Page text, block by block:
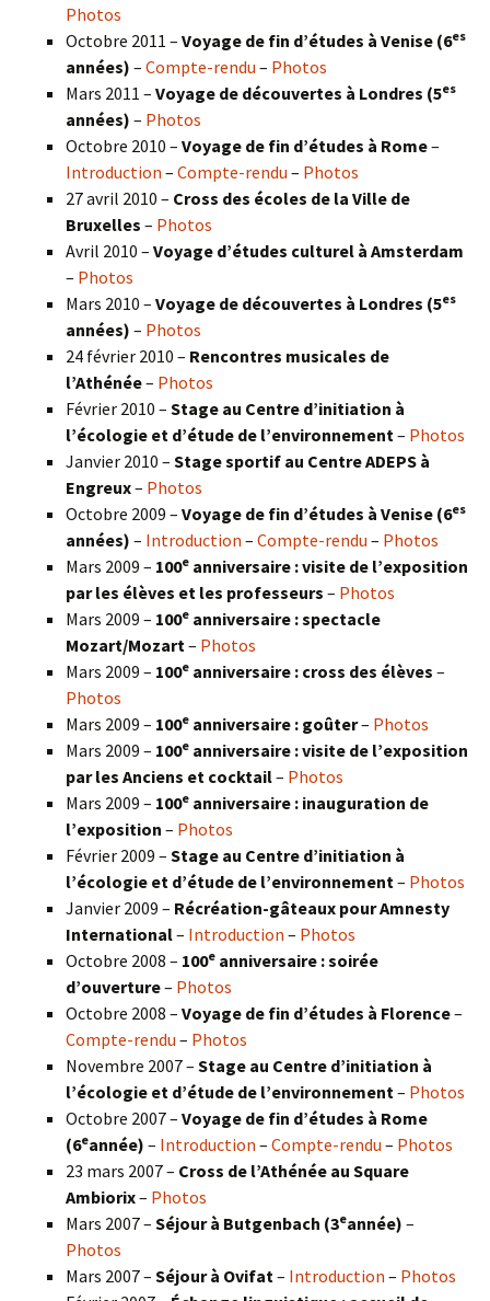
Photos
Octobre 2011 – Voyage de fin d’études à Venise (6es
années) – Compte-rendu – Photos
Mars 2011 – Voyage de découvertes à Londres (5es
années) – Photos
Octobre 2010 – Voyage de fin d’études à Rome–
Introduction – Compte-rendu – Photos
27 avril 2010 – Cross des écoles de la Ville de
Bruxelles – Photos
Avril 2010 – Voyage d’études culturel à Amsterdam
– Photos
Mars 2010 – Voyage de découvertes à Londres (5es
années) – Photos
24 février 2010 – Rencontres musicales de
l’Athénée– Photos
Février 2010 – Stage au Centre d’initiation à
l’écologie et d’étude de l’environnement – Photos
Janvier 2010 – Stage sportif au Centre ADEPS à
Engreux– Photos
Octobre 2009 – Voyage de fin d’études à Venise (6es
années) – Introduction – Compte-rendu – Photos
Mars 2009 – 100e anniversaire : visite de l’exposition
par les élèves et les professeurs – Photos
Mars 2009 – 100e anniversaire : spectacle
Mozart/Mozart – Photos
Mars 2009 – 100e anniversaire : cross des élèves –
Photos
Mars 2009 – 100e anniversaire : goûter– Photos
Mars 2009 – 100e anniversaire : visite de l’exposition
par les Anciens et cocktail– Photos
Mars 2009 – 100e anniversaire : inauguration de
l’exposition – Photos
Février 2009 – Stage au Centre d’initiation à
l’écologie et d’étude de l’environnement – Photos
Janvier 2009 – Récréation-gâteaux pour Amnesty
International– Introduction – Photos
Octobre 2008 – 100e anniversaire : soirée
d’ouverture– Photos
Octobre 2008 – Voyage de fin d’études à Florence–
Compte-rendu – Photos
Novembre 2007 – Stage au Centre d’initiation à
l’écologie et d’étude de l’environnement – Photos
Octobre 2007 – Voyage de fin d’études à Rome
(6eannée) – Introduction – Compte-rendu – Photos
23 mars 2007 – Cross de l’Athénée au Square
Ambiorix– Photos
Mars 2007 – Séjour à Butgenbach (3eannée) –
Photos
Mars 2007 – Séjour à Ovifat – Introduction – Photos